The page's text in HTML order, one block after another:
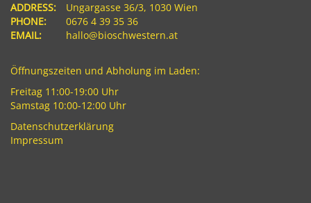
ADDRESS:
Ungargasse 36/3, 1030 Wien
PHONE:
0676 4 39 35 36
EMAIL:
hallo@bioschwestern.at
Öffnungszeiten und Abholung im Laden:
Freitag 11:00-19:00 Uhr
Samstag 10:00-12:00 Uhr
Datenschutzerklärung
Impressum